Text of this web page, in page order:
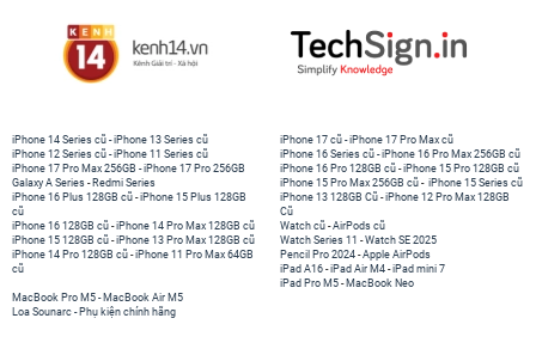
iPhone 14 Series cũ -iPhone 13 Series cũ
iPhone 12 Series cũ -iPhone 11 Series cũ
iPhone 17 Pro Max 256GB -iPhone 17 Pro 256GB
Galaxy A Series - Redmi Series
iPhone 17 cũ -iPhone 17 Pro Max cũ
iPhone 16 Series cũ - iPhone 16 Pro Max 256GB cũ
iPhone 16 Pro 128GB cũ -iPhone 15 Pro 128GB cũ
iPhone 15 Pro Max 256GB cũ - iPhone 15 Series cũ
iPhone 16 Plus 128GB cũ -iPhone 15 Plus 128GB
cũ
iPhone 16 128GB cũ -iPhone 14 Pro Max 128GB cũ
iPhone 15 128GB cũ -iPhone 13 Pro Max 128GB cũ
iPhone 14 Pro 128GB cũ -iPhone 11 Pro Max 64GB
cũ
iPhone 13 128GB Cũ -iPhone 12 Pro Max 128GB
Cũ
Watch cũ -AirPods cũ
Watch Series 11 -Watch SE 2025
Pencil Pro 2024 -Apple AirPods
iPad A16 -iPad Air M4 -iPad mini 7
iPad Pro M5 - MacBook Neo
MacBook Pro M5 - MacBook Air M5
Loa Sounarc - Phụ kiện chính hãng